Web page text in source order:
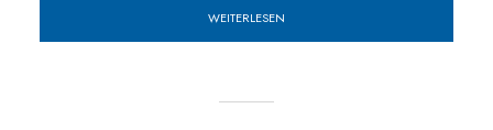
WEITERLESEN